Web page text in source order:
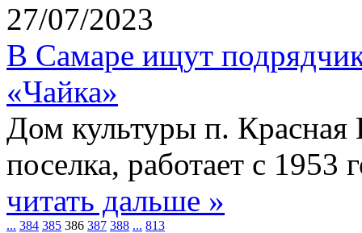
27/07/2023
В Самаре ищут
«Чайка»
Дом культуры п. Красная
поселка, работает с 1953
читать дальше »
... 384 385 386 387 388 ... 813